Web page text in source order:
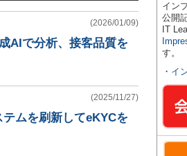
(2026/01/09)
AIで分析、接客品質を
(2025/11/27)
ムを刷新してeKYCを
イン
公開
IT
す。
・ イ